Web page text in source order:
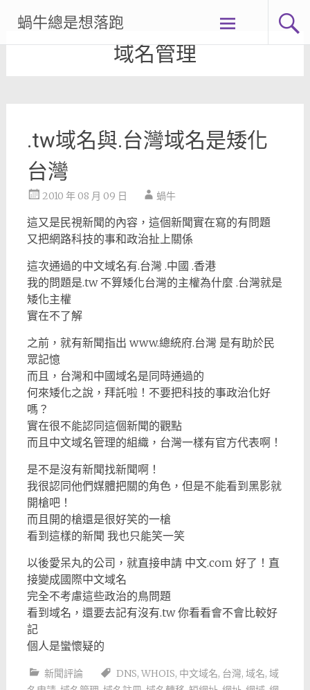
content
蝸牛總是想落跑
域名管理
.tw域名與.台灣域名是矮化
台灣
2010 年 08 月 09 日 蝸牛
這又是民視新聞的內容，這個新聞實在寫的有問題
又把網路科技的事和政治扯上關係
這次通過的中文域名有.台灣 .中國 .香港
我的問題是.tw 不算矮化台灣的主權為什麼 .台灣就是
矮化主權
實在不了解
之前，就有新聞指出 www.總統府.台灣 是有助於民
眾記憶
而且，台灣和中國域名是同時通過的
何來矮化之說，拜託啦！不要把科技的事政治化好
嗎？
實在很不能認同這個新聞的觀點
而且中文域名管理的組織，台灣一樣有官方代表啊！
是不是沒有新聞找新聞啊！
我很認同他們媒體把關的角色，但是不能看到黑影就
開槍吧！
而且開的槍還是很好笑的一槍
看到這樣的新聞 我也只能笑一笑
以後愛呆丸的公司，就直接申請 中文.com 好了！直
接變成國際中文域名
完全不考慮這些政治的鳥問題
看到域名，還要去記有沒有.tw 你看看會不會比較好
記
個人是蠻懷疑的
新聞評論 DNS, WHOIS, 中文域名, 台灣, 域名, 域